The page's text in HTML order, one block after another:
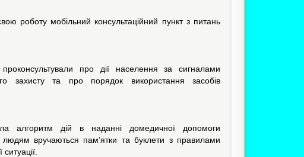
роботу мобільний консультаційний пункт з питань
про дії населення за сигналами
захисту та про порядок використання засобів
алгоритм дій в наданні домедичної допомоги
вручаються пам’ятки та буклети з правилами